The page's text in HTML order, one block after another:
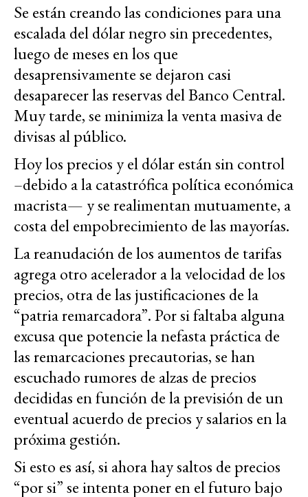
Se están creando las condiciones para una
escalada del dólar negro sin precedentes,
luego de meses en los que
desaprensivamente se dejaron casi
desaparecer las reservas del Banco Central.
Muy tarde, se minimiza la venta masiva de
divisas al público.
Hoy los precios y el dólar están sin control
–debido a la catastrófica política económica
macrista— y se realimentan mutuamente, a
costa del empobrecimiento de las mayorías.
La reanudación de los aumentos de tarifas
agrega otro acelerador a la velocidad de los
precios, otra de las justificaciones de la
“patria remarcadora”. Por si faltaba alguna
excusa que potencie la nefasta práctica de
las remarcaciones precautorias, se han
escuchado rumores de alzas de precios
decididas en función de la previsión de un
eventual acuerdo de precios y salarios en la
próxima gestión.
Si esto es así, si ahora hay saltos de precios
“por si” se intenta poner en el futuro bajo